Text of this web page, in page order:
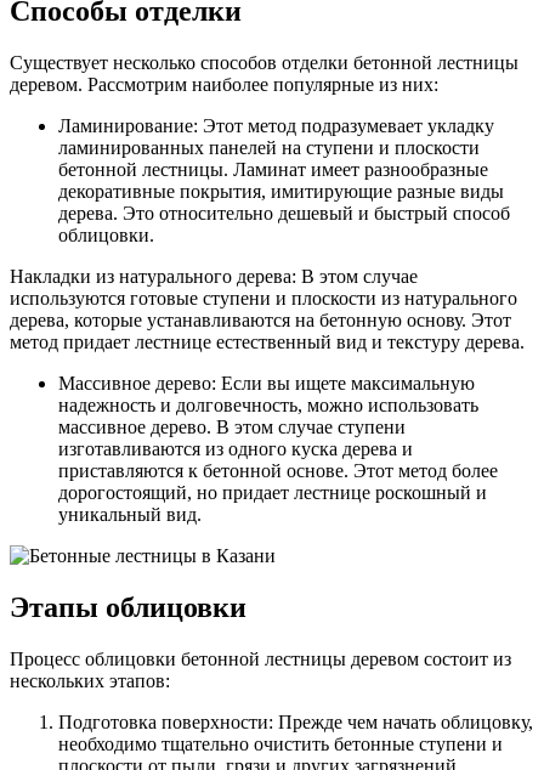
Способы отделки
Существует несколько способов отделки бетонной лестницы
деревом. Рассмотрим наиболее популярные из них:
Ламинирование: Этот метод подразумевает укладку
ламинированных панелей на ступени и плоскости
бетонной лестницы. Ламинат имеет разнообразные
декоративные покрытия, имитирующие разные виды
дерева. Это относительно дешевый и быстрый способ
облицовки.
Накладки из натурального дерева: В этом случае
используются готовые ступени и плоскости из натурального
дерева, которые устанавливаются на бетонную основу. Этот
метод придает лестнице естественный вид и текстуру дерева.
Массивное дерево: Если вы ищете максимальную
надежность и долговечность, можно использовать
массивное дерево. В этом случае ступени
изготавливаются из одного куска дерева и
приставляются к бетонной основе. Этот метод более
дорогостоящий, но придает лестнице роскошный и
уникальный вид.
Этапы облицовки
Процесс облицовки бетонной лестницы деревом состоит из
нескольких этапов:
Подготовка поверхности: Прежде чем начать облицовку,
необходимо тщательно очистить бетонные ступени и
плоскости от пыли, грязи и других загрязнений.